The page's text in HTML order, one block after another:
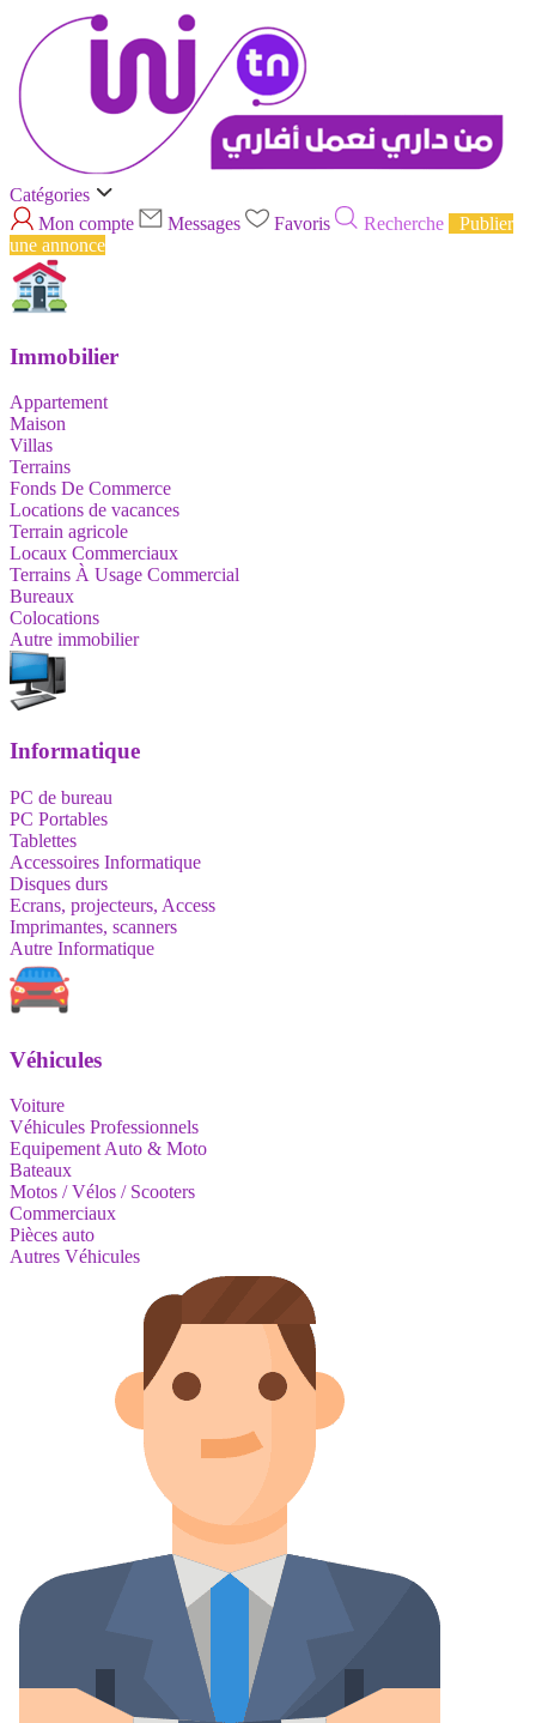
Catégories
Mon compte
Messages Favoris Recherche
Publier
une annonce
Immobilier
Appartement
Maison
Villas
Terrains
Fonds De Commerce
Locations de vacances
Terrain agricole
Locaux Commerciaux
Terrains À Usage Commercial
Bureaux
Colocations
Autre immobilier
Informatique
PC de bureau
PC Portables
Tablettes
Accessoires Informatique
Disques durs
Ecrans, projecteurs, Access
Imprimantes, scanners
Autre Informatique
Véhicules
Voiture
Véhicules Professionnels
Equipement Auto & Moto
Bateaux
Motos / Vélos / Scooters
Commerciaux
Pièces auto
Autres Véhicules